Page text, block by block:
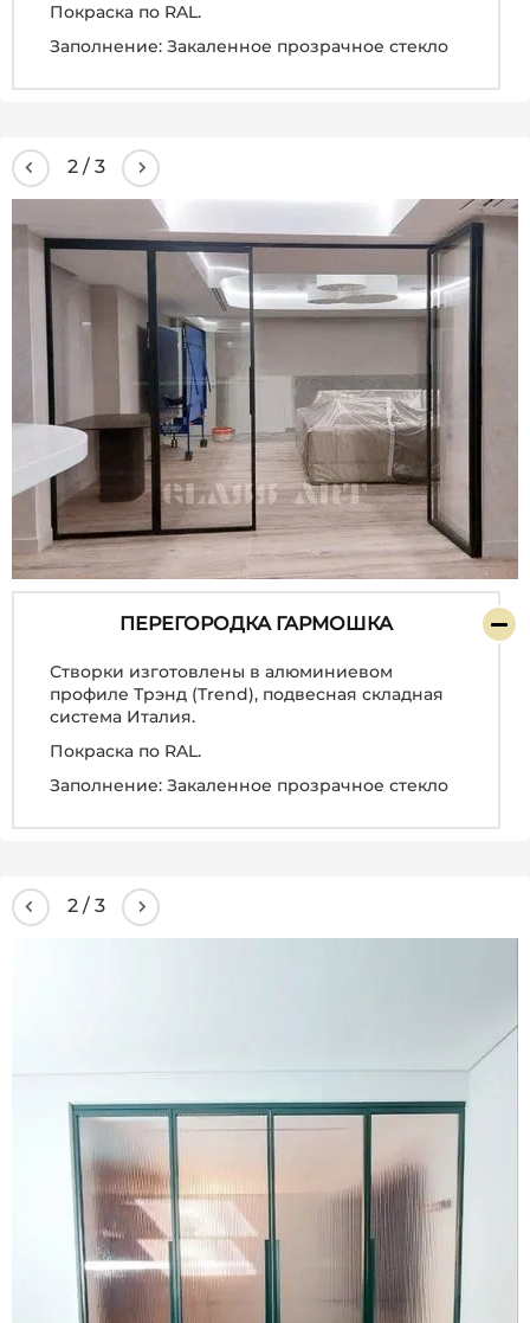
Покраска по RAL.
Заполнение: Закаленное прозрачное стекло
3/ 3
ПЕРЕГОРОДКА ГАРМОШКА
Створки изготовлены в алюминиевом
профиле Трэнд (Trend), подвесная складная
система Италия.
Покраска по RAL.
Заполнение: Закаленное прозрачное стекло
3/ 3